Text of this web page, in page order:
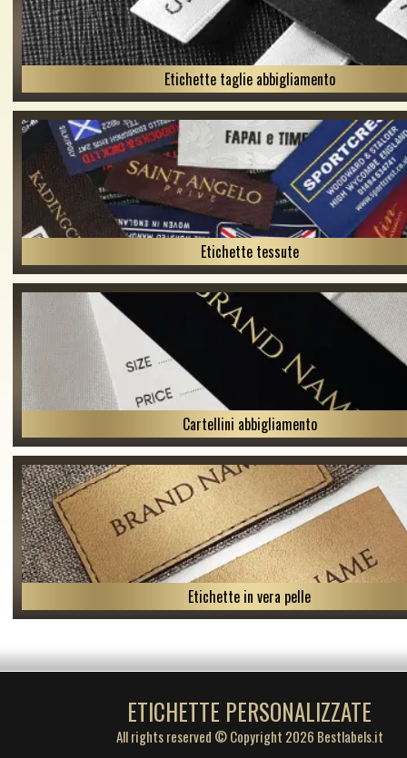
Etichette taglie abbigliamento
Etichette tessute
Cartellini abbigliamento
Etichette in vera pelle
ETICHETTE PERSONALIZZATE
All rights reserved © Copyright 2026 Bestlabels.it